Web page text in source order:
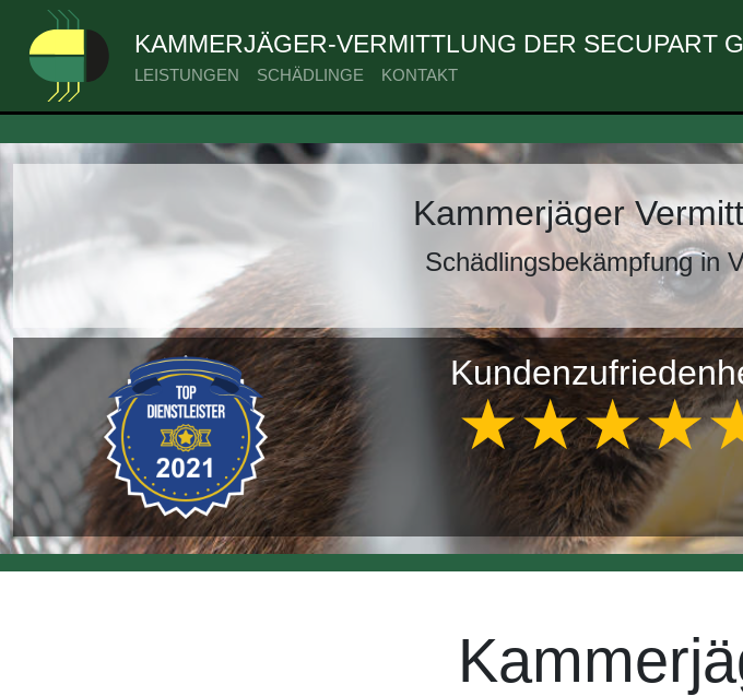
KAMMERJÄGER-VERMITTLUNG DER SECUPART
LEISTUNGEN SCHÄDLINGE KONTAKT
Kammerjäger
Schädlingsbekämpfung in